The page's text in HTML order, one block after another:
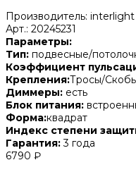
Производитель: interlight
Арт.: 20245231
Параметры:
Тип: подвесные/
Коэффициент
Крепления:Тросы/
Диммеры: есть
Блок питания:
Форма:квадрат
Индекс степени
Гарантия:3 года
6790 ₽